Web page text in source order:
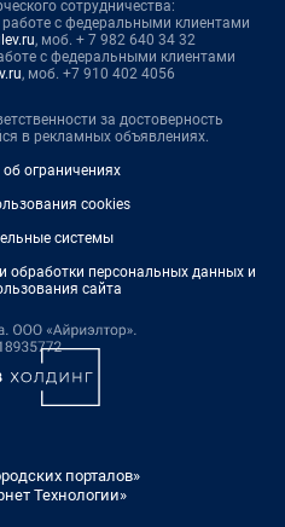
сотрудничества:
с федеральными клиентами
, моб. + 7 982 640 34 32
с федеральными клиентами
, моб. +7 910 402 4056
за достоверность
в рекламных объявлениях.
ограничениях
cookies
системы
обработки персональных данных и
сайта
порталов»
Технологии»